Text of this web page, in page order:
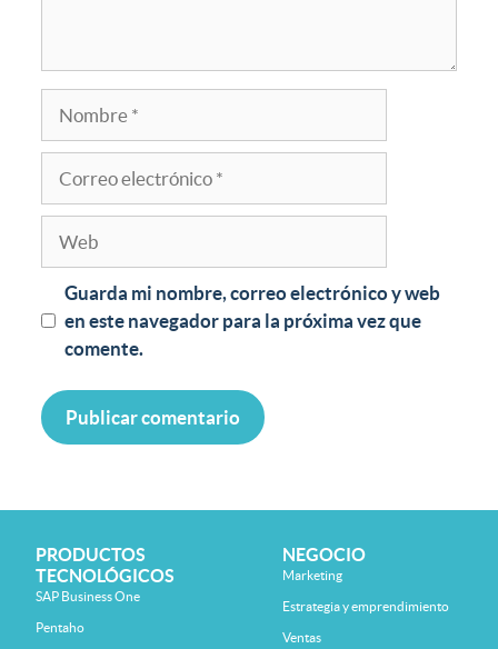
Guarda mi nombre, correo electrónico y web
en este navegador para la próxima vez que
comente.
PRODUCTOS
TECNOLÓGICOS
SAP Business One
Pentaho
NEGOCIO
Marketing
Estrategia y emprendimiento
Ventas